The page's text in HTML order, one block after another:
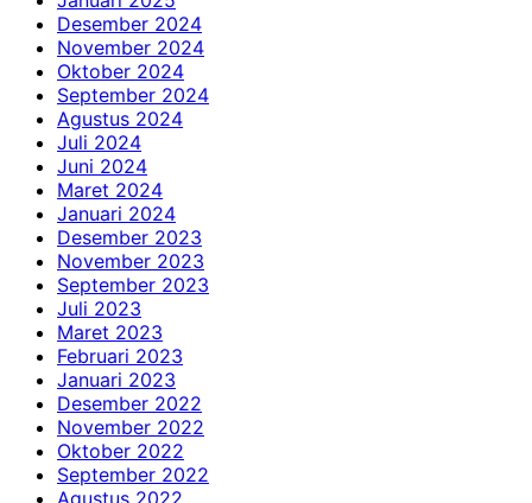
Desember 2024
November 2024
Oktober 2024
September 2024
Agustus 2024
Juli 2024
Juni 2024
Maret 2024
Januari 2024
Desember 2023
November 2023
September 2023
Juli 2023
Maret 2023
Februari 2023
Januari 2023
Desember 2022
November 2022
Oktober 2022
September 2022
Agustus 2022